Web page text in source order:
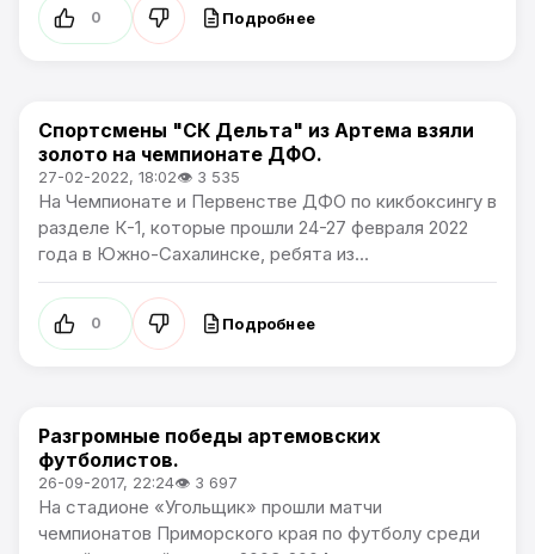
0 Подробнее
Спорт
Спортсмены "СК Дельта" из Артема взяли
золото на чемпионате ДФО.
27-02-2022, 18:02👁 3 535
На Чемпионате и Первенстве ДФО по кикбоксингу в
разделе К-1, которые прошли 24-27 февраля 2022
года в Южно-Сахалинске, ребята из...
0 Подробнее
Спорт
Разгромные победы артемовских
футболистов.
26-09-2017, 22:24👁 3 697
На стадионе «Угольщик» прошли матчи
чемпионатов Приморского края по футболу среди